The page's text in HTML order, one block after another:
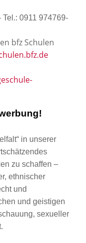
0911 974769-
bfz Schulen
in unserer
zu schaffen –
ethnischer
und
und geistigen
sexueller